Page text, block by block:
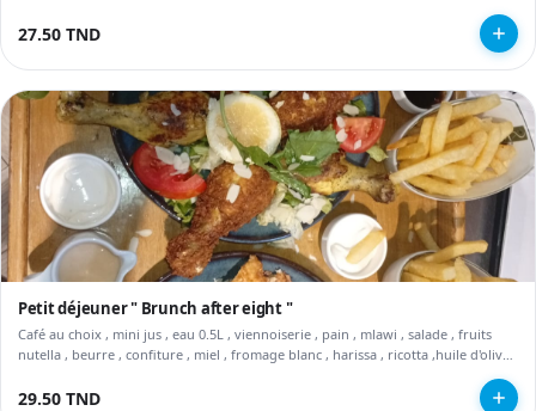
27.50 TND
Petit déjeuner " Brunch after eight "
Café au choix , mini jus , eau 0.5L , viennoiserie , pain , mlawi , salade , fruits
nutella , beurre , confiture , miel , fromage blanc , harissa , ricotta ,huile d'olive ,
29.50 TND